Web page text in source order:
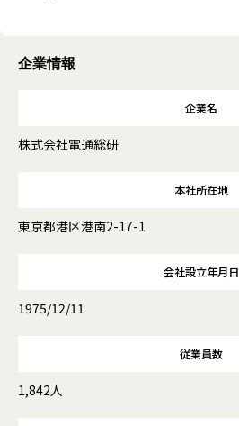
企業情報
企業名
株式会社電通総研
本社所在地
東京都港区港南2-17-1
会社設立年月日
1975/12/11
従業員数
1,842人